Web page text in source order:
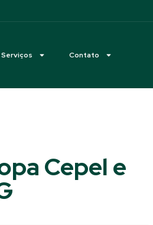
Contato
Cepel e